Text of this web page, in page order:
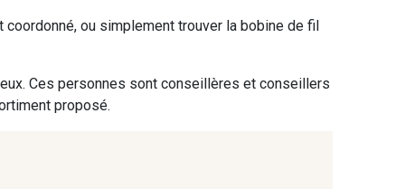
ou simplement trouver la bobine de fil
Ces personnes sont conseillères et conseillers
proposé.